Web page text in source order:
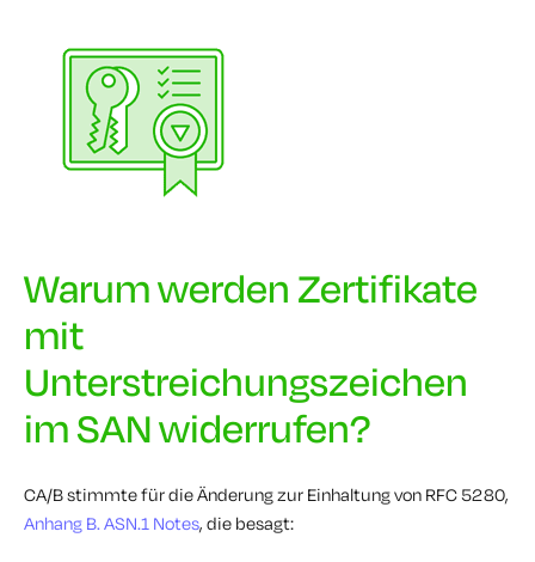
Warum werden Zertifikate
mit
Unterstreichungszeichen
im SAN widerrufen?
CA/B stimmte für die Änderung zur Einhaltung von RFC 5280,
Anhang B. ASN.1 Notes, die besagt: